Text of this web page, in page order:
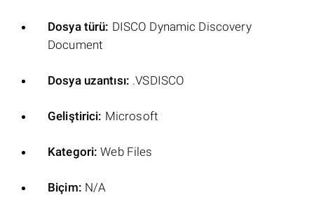
Dosya türü: DISCO Dynamic Discovery
Document
Dosya uzantısı: .VSDISCO
Geliştirici: Microsoft
Kategori: Web Files
Biçim: N/A